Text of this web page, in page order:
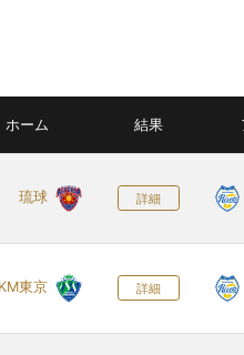
ホーム 結果
琉球 詳細
KM東京 詳細